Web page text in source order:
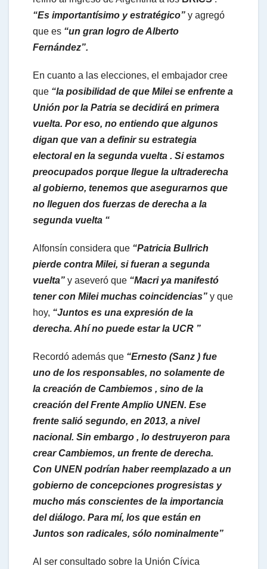
p
p
“Es importantísimo y estratégico” y agregó
que es “un gran logro de Alberto
Fernández”.
En cuanto a las elecciones, el embajador cree
que “la posibilidad de que Milei se enfrente a
Unión por la Patria se decidirá en primera
vuelta. Por eso, no entiendo que algunos
digan que van a definir su estrategia
electoral en la segunda vuelta . Si estamos
preocupados porque llegue la ultraderecha
al gobierno, tenemos que asegurarnos que
no lleguen dos fuerzas de derecha a la
segunda vuelta “
Alfonsín considera que “Patricia Bullrich
pierde contra Milei, si fueran a segunda
vuelta” y aseveró que “Macri ya manifestó
tener con Milei muchas coincidencias” y que
hoy, “Juntos es una expresión de la
derecha. Ahí no puede estar la UCR ”
Recordó además que “Ernesto (Sanz ) fue
uno de los responsables, no solamente de
la creación de Cambiemos , sino de la
creación del Frente Amplio UNEN. Ese
frente salió segundo, en 2013, a nivel
nacional. Sin embargo , lo destruyeron para
crear Cambiemos, un frente de derecha.
Con UNEN podrían haber reemplazado a un
gobierno de concepciones progresistas y
mucho más conscientes de la importancia
del diálogo. Para mí, los que están en
Juntos son radicales, sólo nominalmente”
Al ser consultado sobre la Unión Cívica